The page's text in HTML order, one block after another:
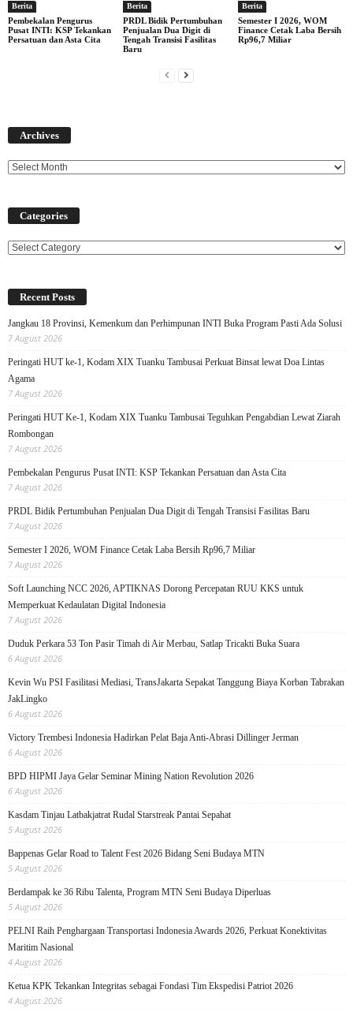
Berita
Pembekalan Pengurus
Pusat INTI: KSP Tekankan
Persatuan dan Asta Cita
Berita
PRDL Bidik Pertumbuhan
Penjualan Dua Digit di
Tengah Transisi Fasilitas
Baru
Berita
Semester I 2026, WOM
Finance Cetak Laba Bersih
Rp96,7 Miliar
Archives
Categories
Categories
Recent Posts
Jangkau 18 Provinsi, Kemenkum dan Perhimpunan INTI Buka Program Pasti Ada Solusi
7 August 2026
Peringati HUT ke-1, Kodam XIX Tuanku Tambusai Perkuat Binsat lewat Doa Lintas
Agama
7 August 2026
Peringati HUT Ke-1, Kodam XIX Tuanku Tambusai Teguhkan Pengabdian Lewat Ziarah
Rombongan
7 August 2026
Pembekalan Pengurus Pusat INTI: KSP Tekankan Persatuan dan Asta Cita
7 August 2026
PRDL Bidik Pertumbuhan Penjualan Dua Digit di Tengah Transisi Fasilitas Baru
7 August 2026
Semester I 2026, WOM Finance Cetak Laba Bersih Rp96,7 Miliar
7 August 2026
Soft Launching NCC 2026, APTIKNAS Dorong Percepatan RUU KKS untuk
Memperkuat Kedaulatan Digital Indonesia
7 August 2026
Duduk Perkara 53 Ton Pasir Timah di Air Merbau, Satlap Tricakti Buka Suara
6 August 2026
Kevin Wu PSI Fasilitasi Mediasi, TransJakarta Sepakat Tanggung Biaya Korban Tabrakan
JakLingko
6 August 2026
Victory Trembesi Indonesia Hadirkan Pelat Baja Anti-Abrasi Dillinger Jerman
6 August 2026
BPD HIPMI Jaya Gelar Seminar Mining Nation Revolution 2026
6 August 2026
Kasdam Tinjau Latbakjatrat Rudal Starstreak Pantai Sepahat
5 August 2026
Bappenas Gelar Road to Talent Fest 2026 Bidang Seni Budaya MTN
5 August 2026
Berdampak ke 36 Ribu Talenta, Program MTN Seni Budaya Diperluas
5 August 2026
PELNI Raih Penghargaan Transportasi Indonesia Awards 2026, Perkuat Konektivitas
Maritim Nasional
4 August 2026
Ketua KPK Tekankan Integritas sebagai Fondasi Tim Ekspedisi Patriot 2026
4 August 2026